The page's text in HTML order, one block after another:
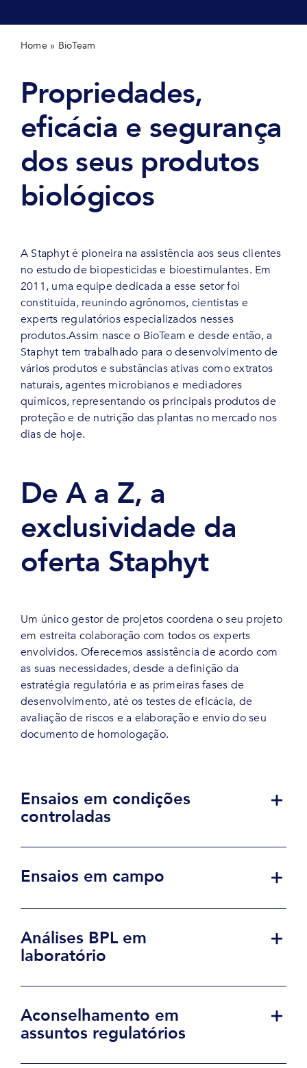
Home » BioTeam
Propriedades,
eficácia e segurança
dos seus produtos
biológicos
A Staphyt é pioneira na assistência aos seus clientes
no estudo de biopesticidas e bioestimulantes. Em
2011, uma equipe dedicada a esse setor foi
constituída, reunindo agrônomos, cientistas e
experts regulatórios especializados nesses
produtos.Assim nasce o BioTeam e desde então, a
Staphyt tem trabalhado para o desenvolvimento de
vários produtos e substâncias ativas como extratos
naturais, agentes microbianos e mediadores
químicos, representando os principais produtos de
proteção e de nutrição das plantas no mercado nos
dias de hoje.
De A a Z, a
exclusividade da
oferta Staphyt
Um único gestor de projetos coordena o seu projeto
em estreita colaboração com todos os experts
envolvidos. Oferecemos assistência de acordo com
as suas necessidades, desde a definição da
estratégia regulatória e as primeiras fases de
desenvolvimento, até os testes de eficácia, de
avaliação de riscos e a elaboração e envio do seu
documento de homologação.
Ensaios em condições
controladas
Ensaios em campo
Análises BPL em
laboratório
Aconselhamento em
assuntos regulatórios